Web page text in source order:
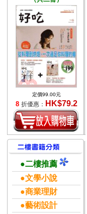
定價99.00元
8 折優惠： HK$79.2
●二樓推薦
●文學小說
●商業理財
●藝術設計